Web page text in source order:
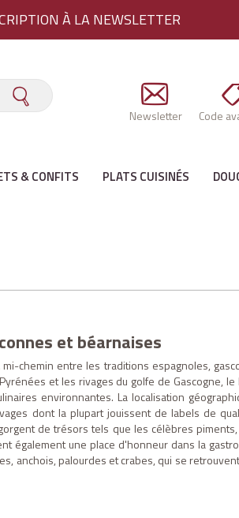
À LA NEWSLETTER
Newsletter Code
& CONFITS PLATS CUISINÉS
et béarnaises
chemin entre les traditions espagnoles,
et les rivages du golfe de Gascogne, le
environnantes. La localisation
dont la plupart jouissent de labels de
de trésors tels que les célèbres
également une place d'honneur dans la
anchois, palourdes et crabes, qui se